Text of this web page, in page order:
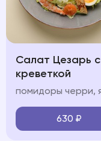
Салат Цезарь с
креветкой
630 ₽